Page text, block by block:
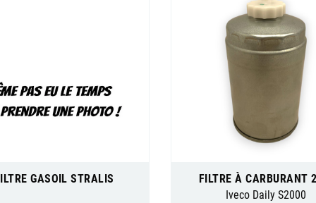
GASOIL STRALIS
FILTRE À CARBURANT
Iveco Daily S2000